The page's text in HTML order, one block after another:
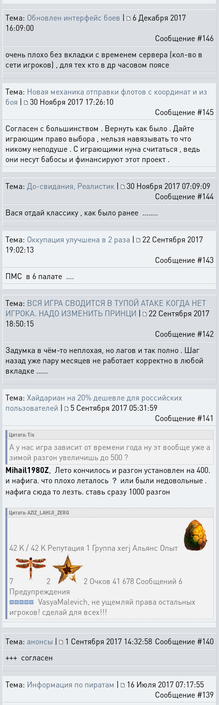
Тема: Обновлен интерфейс боев |
6 Декабря 2017
16:09:00
Сообщение #146
очень плохо без вкладки с временем сервера (кол-во в
сети игроков) , для тех кто в др часовом поясе
Тема: Новая механика отправки флотов с координат и из
боя |
30 Ноября 2017 17:26:10
Сообщение #145
Согласен с большинством . Вернуть как было . Дайте
играющим право выбора , нельзя навязывать то что
никому неподуше . С играющими нуна считаться , ведь
они несут бабосы и финансируют этот проект .
Тема: До-свидания, Реалистик |
30 Ноября 2017 07:09:09
Сообщение #144
Вася отдай классику , как было ранее ........
Тема: Оккупация улучшена в 2 раза |
22 Сентября 2017
19:02:13
Сообщение #143
ПМС в 6 палате ....
Тема: ВСЯ ИГРА СВОДИТСЯ В ТУПОЙ АТАКЕ КОГДА НЕТ
ИГРОКА. НАДО ИЗМЕНИТЬ ПРИНЦИ |
22 Сентября 2017
18:50:15
Сообщение #142
Задумка в чём-то неплохая, но лагов и так полно . Шаг
назад уже пару месяцев не работает корректно в любой
вкладке ......
Тема: Хайдариан на 20% дешевле для российских
пользователей |
5 Сентября 2017 05:31:59
Сообщение #141
Цитата: Tix
А у нас игра зависит от времени года ну эт вообще уже а
зимой разгон увеличишь до 500 ?
Mihail1980Z , Лето кончилось и разгон установлен на 400.
и нафига. что плохо леталось ？ или были недовольные .
нафига сюда то лезть. ставь сразу 1000 разгон
Цитата: AZIZ_LAHIJI_ZERG
42 K / 42 K Репутация 1 Группа xerj Альянс Опыт
7 2
2 Очков 41 678 Сообщений 6
Предупреждения
VasyaMalevich, не ущемляй права остальных
игроков! сделай для всех!!!
Тема: анонсы | 1 Сентября 2017 14:32:58 Сообщение #140
+++ согласен
Тема: Информация по пиратам |
16 Июля 2017 07:17:55
Сообщение #139